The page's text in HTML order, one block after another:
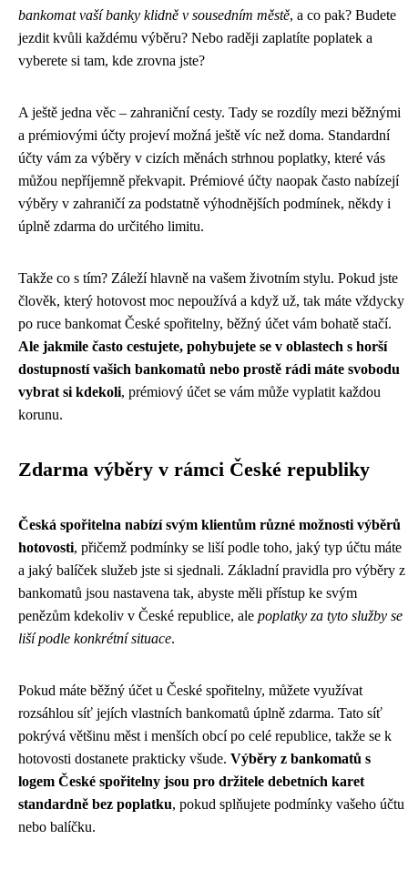
bankomat vaší banky klidně v sousedním městě, a co pak? Budete
jezdit kvůli každému výběru? Nebo raději zaplatíte poplatek a
vyberete si tam, kde zrovna jste?
A ještě jedna věc – zahraniční cesty. Tady se rozdíly mezi běžnými
a prémiovými účty projeví možná ještě víc než doma. Standardní
účty vám za výběry v cizích měnách strhnou poplatky, které vás
můžou nepříjemně překvapit. Prémiové účty naopak často nabízejí
výběry v zahraničí za podstatně výhodnějších podmínek, někdy i
úplně zdarma do určitého limitu.
Takže co s tím? Záleží hlavně na vašem životním stylu. Pokud jste
člověk, který hotovost moc nepoužívá a když už, tak máte vždycky
po ruce bankomat České spořitelny, běžný účet vám bohatě stačí.
Ale jakmile často cestujete, pohybujete se v oblastech s horší
dostupností vašich bankomatů nebo prostě rádi máte svobodu
vybrat si kdekoli, prémiový účet se vám může vyplatit každou
korunu.
Zdarma výběry v rámci České republiky
Česká spořitelna nabízí svým klientům různé možnosti výběrů
hotovosti, přičemž podmínky se liší podle toho, jaký typ účtu máte
a jaký balíček služeb jste si sjednali. Základní pravidla pro výběry z
bankomatů jsou nastavena tak, abyste měli přístup ke svým
penězům kdekoliv v České republice, ale poplatky za tyto služby se
liší podle konkrétní situace.
Pokud máte běžný účet u České spořitelny, můžete využívat
rozsáhlou síť jejích vlastních bankomatů úplně zdarma. Tato síť
pokrývá většinu měst i menších obcí po celé republice, takže se k
hotovosti dostanete prakticky všude. Výběry z bankomatů s
logem České spořitelny jsou pro držitele debetních karet
standardně bez poplatku, pokud splňujete podmínky vašeho účtu
nebo balíčku.